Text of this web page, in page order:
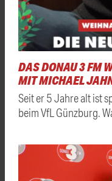
DAS DONAU 3 FM
MIT MICHAEL
Seit er 5 Jahre alt ist
beim VfL Günzburg.